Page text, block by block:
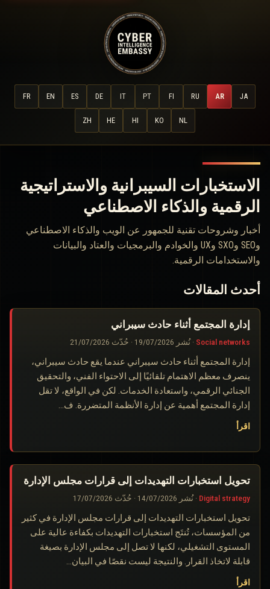
FR EN ES DE IT PT FI RU AR JA
ZH HE HI KO NL
الاستخبارات السيبرانية والاستراتيجية
الرقمية والذكاء الاصطناعي
أخبار وشروحات تقنية للجمهور عن الويب والذكاء الاصطناعي
وSEO وSXO وUX والخوادم والبرمجيات والعتاد والبيانات
والاستخدامات الرقمية.
أحدث المقالات
إدارة المجتمع أثناء حادث سيبراني
Social networks
·نُشر 19/07/2026
· حُدّث 21/07/2026
إدارة المجتمع أثناء حادث سيبراني عندما يقع حادث سيبراني،
ينصرف معظم الاهتمام تلقائيًا إلى الاحتواء الفني، والتحقيق
الجنائي الرقمي، واستعادة الخدمات. لكن في الواقع، لا تقل
إدارة المجتمع أهمية عن إدارة الأنظمة المتضررة. ف…
اقرأ
تحويل استخبارات التهديدات إلى قرارات مجلس الإدارة
Digital strategy
·نُشر 14/07/2026
· حُدّث 17/07/2026
تحويل استخبارات التهديدات إلى قرارات مجلس الإدارة في كثير
من المؤسسات، تُنتَج استخبارات التهديدات بكفاءة عالية على
المستوى التشغيلي، لكنها لا تصل إلى مجلس الإدارة بصيغة
قابلة لاتخاذ القرار. والنتيجة ليست نقصًا في البيان…
اقرأ